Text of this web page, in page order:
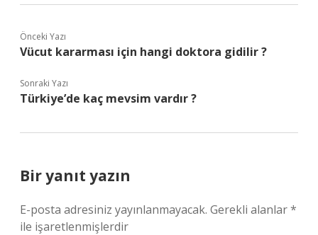
Önceki Yazı
Vücut kararması için hangi doktora gidilir ?
Sonraki Yazı
Türkiye’de kaç mevsim vardır ?
Bir yanıt yazın
E-posta adresiniz yayınlanmayacak. Gerekli alanlar*
ile işaretlenmişlerdir